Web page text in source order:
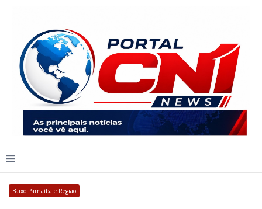
≡
Baixo Parnaíba e Região